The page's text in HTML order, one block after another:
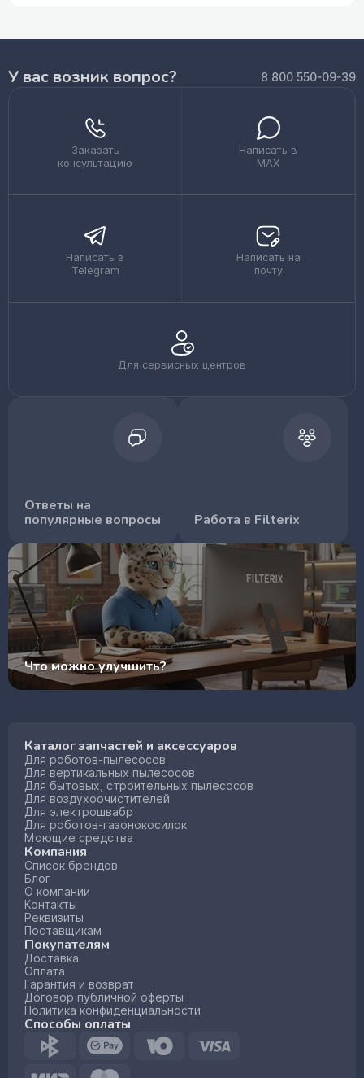
У вас возник вопрос? 8 800 550-09-39
Заказать
консультацию
Написать в
MAX
Написать в
Telegram
Написать на
почту
Для сервисных центров
Ответы на
популярные вопросы
Работа в Filterix
Что можно улучшить?
Каталог запчастей и аксессуаров
Для роботов-пылесосов
Для вертикальных пылесосов
Для бытовых, строительных пылесосов
Для воздухоочистителей
Для электрошвабр
Для роботов-газонокосилок
Моющие средства
Компания
Список брендов
Блог
О компании
Контакты
Реквизиты
Поставщикам
Покупателям
Доставка
Оплата
Гарантия и возврат
Договор публичной оферты
Политика конфиденциальности
Способы оплаты